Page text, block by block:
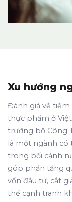
Xu hướng
Đánh giá về
thực phẩm ở
trưởng bộ Công
là một ngành có
trong bối cảnh
góp phần tăng
vốn đầu tư, cắt
thế cạnh tranh